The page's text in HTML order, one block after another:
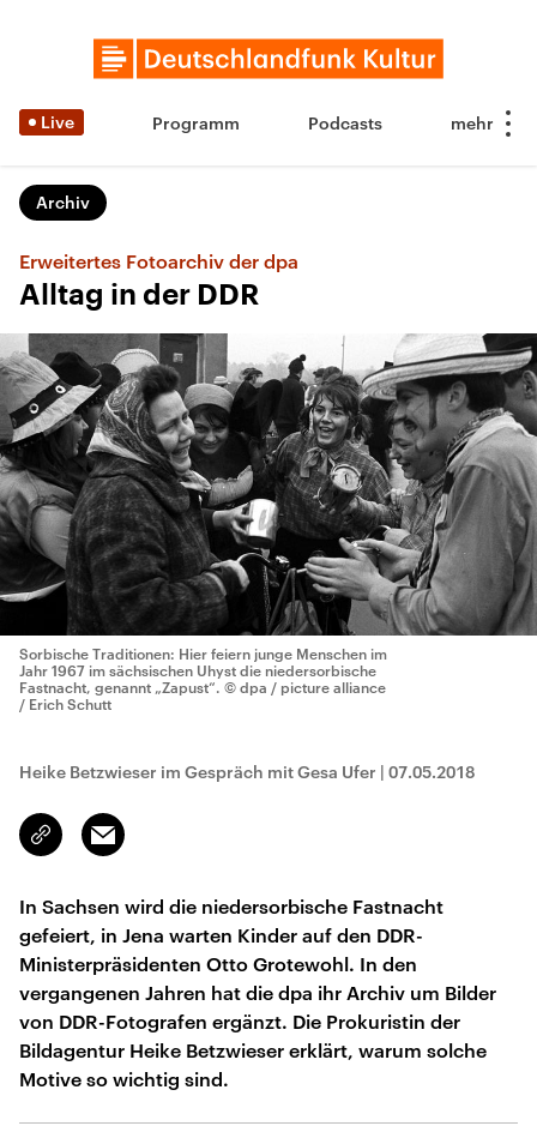
Live Programm Podcasts
Archiv
Erweitertes Fotoarchiv der dpa
Alltag in der DDR
Sorbische Traditionen: Hier feiern junge Menschen im
Jahr 1967 im sächsischen Uhyst die niedersorbische
Fastnacht, genannt „Zapust“. © dpa / picture alliance
/ Erich Schutt
Heike Betzwieser im Gespräch mit Gesa Ufer | 07.05.2018
Link
kopieren/teilen
Email
In Sachsen wird die niedersorbische Fastnacht
gefeiert, in Jena warten Kinder auf den DDR-
Ministerpräsidenten Otto Grotewohl. In den
vergangenen Jahren hat die dpa ihr Archiv um Bilder
von DDR-Fotografen ergänzt. Die Prokuristin der
Bildagentur Heike Betzwieser erklärt, warum solche
Motive so wichtig sind.